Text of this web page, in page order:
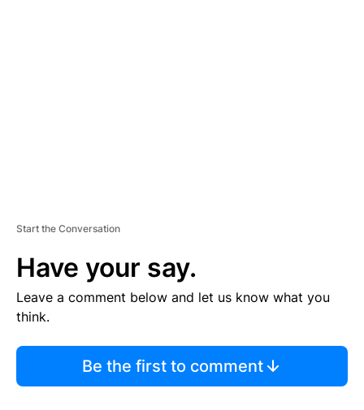
Start the Conversation
Have your say.
Leave a comment below and let us know what you
think.
Be the first to comment